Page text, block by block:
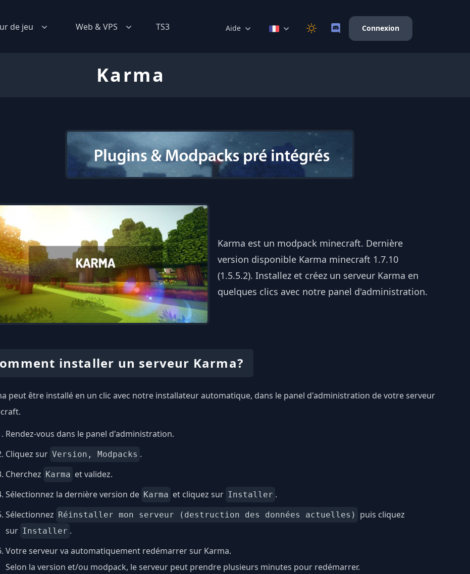
de jeu Web & VPS TS3 Aide Connexion
Karma
Karma est un modpack minecraft. Dernière
version disponible Karma minecraft 1.7.10
(1.5.5.2). Installez et créez un serveur Karma en
quelques clics avec notre panel d'administration.
installer un serveur Karma?
peut être installé en un clic avec notre installateur automatique, dans le panel d'administration de votre serveur
Rendez-vous dans le panel d'administration.
Cliquez sur Version, Modpacks .
Cherchez Karma et validez.
Sélectionnez la dernière version de Karma et cliquez sur Installer .
Sélectionnez Réinstaller mon serveur (destruction des données actuelles)
puis cliquez
sur Installer .
Votre serveur va automatiquement redémarrer sur Karma.
Selon la version et/ou modpack, le serveur peut prendre plusieurs minutes pour redémarrer.